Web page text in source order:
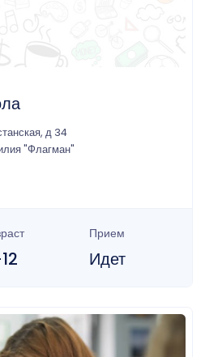
д 34
"Флагман"
Прием
Идет